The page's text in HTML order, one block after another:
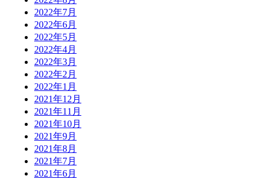
2022年7月
2022年6月
2022年5月
2022年4月
2022年3月
2022年2月
2022年1月
2021年12月
2021年11月
2021年10月
2021年9月
2021年8月
2021年7月
2021年6月